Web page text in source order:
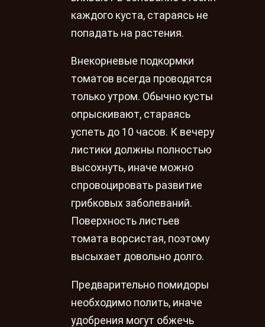
каждого куста, стараясь не
попадать на растения.
Внекорневые подкормки
томатов всегда проводятся
только утром. Обычно кусты
опрыскивают, стараясь
успеть до 10 часов. К вечеру
листики должны полностью
высохнуть, иначе можно
спровоцировать развитие
грибковых заболеваний.
Поверхность листьев
томата ворсистая, поэтому
высыхает довольно долго.
Предварительно помидоры
необходимо полить, иначе
удобрения могут обжечь